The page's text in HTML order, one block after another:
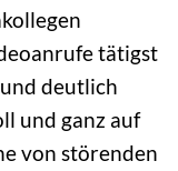
tätigst
deutlich
und ganz auf
von störenden